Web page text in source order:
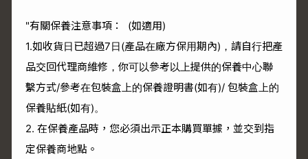
"有關保養注意事項： (如適用)
1.如收貨日已超過7日(產品在廠方保用期內)，請自行把產
品交回代理商維修，你可以參考以上提供的保養中心聯
繫方式/參考在包裝盒上的保養證明書(如有)/ 包裝盒上的
保養貼紙(如有)。
2. 在保養產品時，您必須出示正本購買單據，並交到指
定保養商地點。